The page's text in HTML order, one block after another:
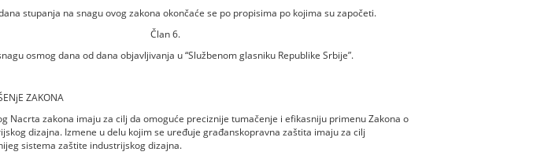
stupanja na snagu ovog zakona okončaće se po propisima po kojima su započeti.
Član 6.
osmog dana od dana objavljivanja u “Službenom glasniku Republike Srbije”.
ZAKONA
Nacrta zakona imaju za cilj da omoguće preciznije tumačenje i efikasniju primenu Zakona o
dizajna. Izmene u delu kojim se uređuje građanskopravna zaštita imaju za cilj
sistema zaštite industrijskog dizajna.